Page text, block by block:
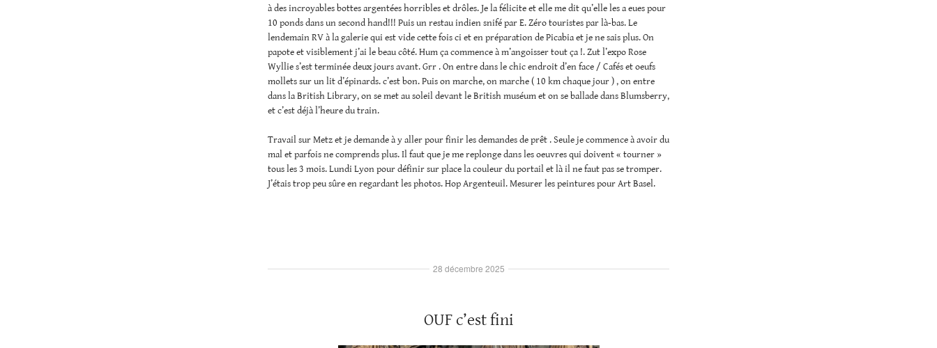
à des incroyables bottes argentées horribles et drôles. Je la félicite et elle me dit qu’elle les a eues pour
10 ponds dans un second hand!!! Puis un restau indien snifé par E. Zéro touristes par là-bas. Le
lendemain RV à la galerie qui est vide cette fois ci et en préparation de Picabia et je ne sais plus. On
papote et visiblement j’ai le beau côté. Hum ça commence à m’angoisser tout ça !. Zut l’expo Rose
Wyllie s’est terminée deux jours avant. Grr . On entre dans le chic endroit d’en face / Cafés et oeufs
mollets sur un lit d’épinards. c’est bon. Puis on marche, on marche ( 10 km chaque jour ) , on entre
dans la British Library, on se met au soleil devant le British muséum et on se ballade dans Blumsberry,
et c’est déjà l’heure du train.
Travail sur Metz et je demande à y aller pour finir les demandes de prêt . Seule je commence à avoir du
mal et parfois ne comprends plus. Il faut que je me replonge dans les oeuvres qui doivent « tourner »
tous les 3 mois. Lundi Lyon pour définir sur place la couleur du portail et là il ne faut pas se tromper.
J’étais trop peu sûre en regardant les photos. Hop Argenteuil. Mesurer les peintures pour Art Basel.
OUF c’est fini
28 décembre 2025